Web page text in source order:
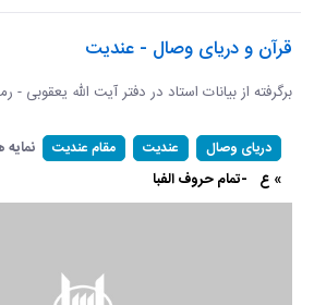
قرآن و دریای وصال - عندیت
برگرفته از بیانات استاد در دفتر آیت الله یعقوبی -
دریای وصال عندیت مقام عندیت نمایه
» ع -تمام حروف الفبا